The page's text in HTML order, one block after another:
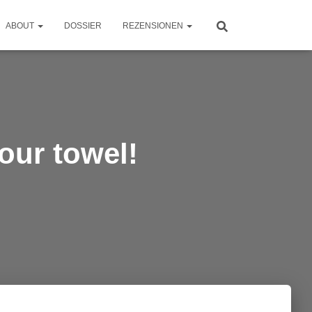
ABOUT DOSSIER REZENSIONEN
towel!